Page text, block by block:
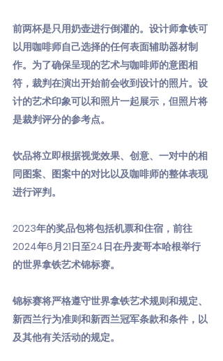
前两杯是只用奶壶进行倒灌的。设计师拿铁可
以用咖啡师自己选择的任何表面辅助器材制
作。为了确保呈现的艺术与咖啡师的意图相
符，裁判在演出开始前会收到设计的照片。设
计的艺术印象可以和照片一起展示，但照片将
是裁判评分的参考点。
饮品将立即根据视觉效果、创意、一对中的相
同图案、图案中的对比以及咖啡师的整体表现
进行评判。
2023年的奖品包将包括机票和住宿，前往
2024年6月21日至24日在丹麦哥本哈根举行
的世界拿铁艺术锦标赛。
锦标赛将严格遵守世界拿铁艺术规则和规定、
新西兰行为准则和新西兰冠军条款和条件，以
及其他有关活动的规定。